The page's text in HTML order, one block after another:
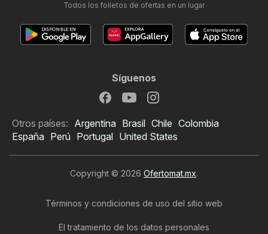
Todos los folletos de ofertas en un lugar
Síguenos
Otros países: Argentina Brasil Chile Colombia
España Perú Portugal United States
Copyright © 2026 Ofertomat.mx.
Términos y condiciones de uso del sitio web
El tratamiento de los datos personales